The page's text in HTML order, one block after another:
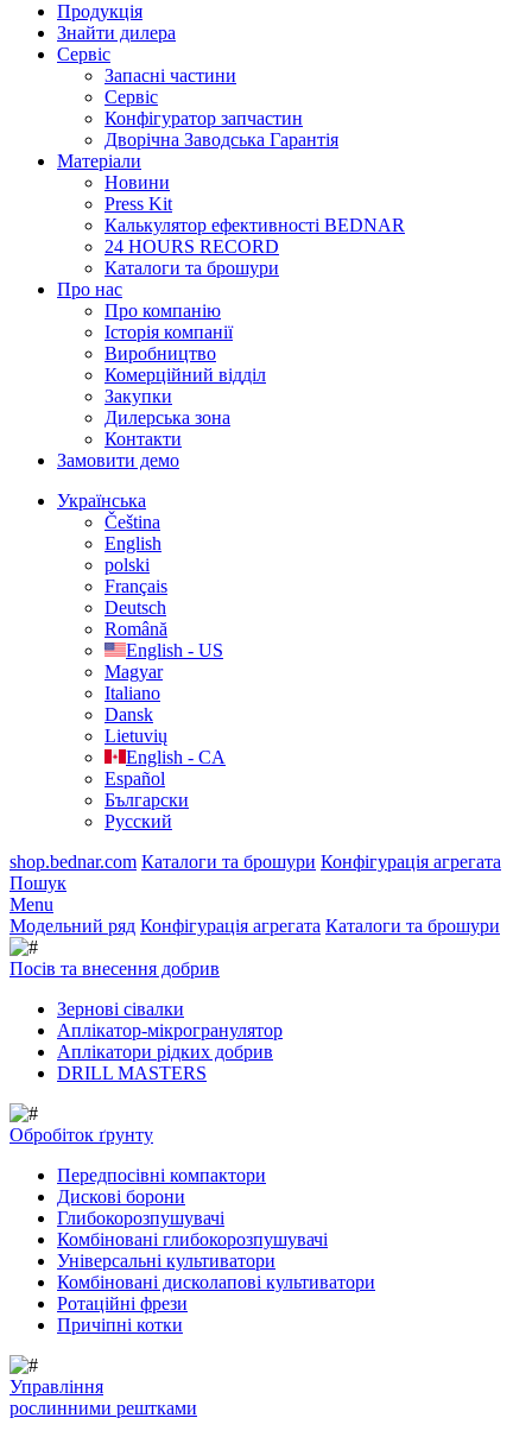
Продукція
Знайти дилера
Сервіс
Запасні частини
Сервіс
Конфігуратор запчастин
Дворічна Заводська Гарантія
Матеріали
Новини
Press Kit
Калькулятор ефективності BEDNAR
24 HOURS RECORD
Каталоги та брошури
Про нас
Про компанію
Історія компанії
Виробництво
Комерційний відділ
Закупки
Дилерська зона
Контакти
Замовити демо
Українська
Čeština
English
polski
Français
Deutsch
Română
English - US
Magyar
Italiano
Dansk
Lietuvių
English - CA
Español
Български
Русский
shop.bednar.com Каталоги та брошури Конфігурація агрегата
Пошук
Menu
Модельний ряд Конфігурація агрегата Каталоги та брошури
Посів та внесення добрив
Зернові сівалки
Аплікатор-мікрогранулятор
Аплікатори рідких добрив
DRILL MASTERS
Обробіток ґрунту
Передпосівні компактори
Дискові борони
Глибокорозпушувачі
Комбіновані глибокорозпушувачі
Універсальні культиватори
Комбіновані дисколапові культиватори
Ротаційні фрези
Причіпні котки
Управління
рослинними рештками